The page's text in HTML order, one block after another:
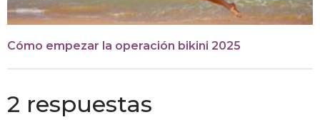
Cómo empezar la operación bikini 2025
2 respuestas